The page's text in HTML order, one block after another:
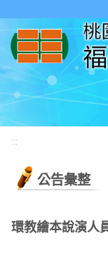
:::
公告彙整
環教繪本說演人